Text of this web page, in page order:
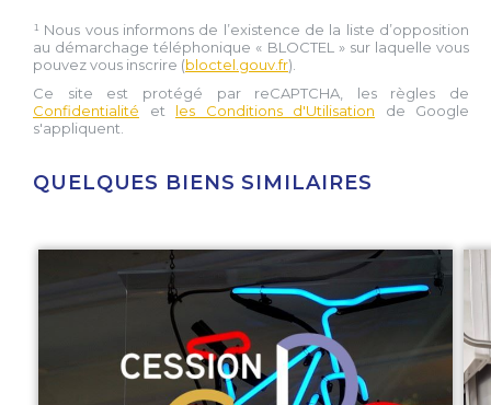
¹ Nous vous informons de l’existence de la liste d’opposition
au démarchage téléphonique « BLOCTEL » sur laquelle vous
pouvez vous inscrire (bloctel.gouv.fr).
Ce site est protégé par reCAPTCHA, les règles de
Confidentialité et les Conditions d'Utilisation de Google
s'appliquent.
QUELQUES BIENS SIMILAIRES